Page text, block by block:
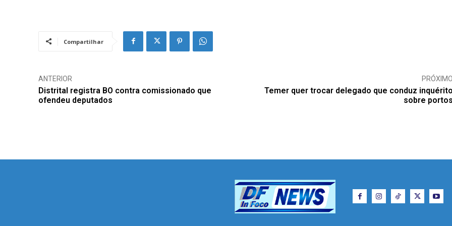
Compartilhar
ANTERIOR
Distrital registra BO contra comissionado que
ofendeu deputados
PRÓXIMO
Temer quer trocar delegado que conduz inquérito
sobre portos